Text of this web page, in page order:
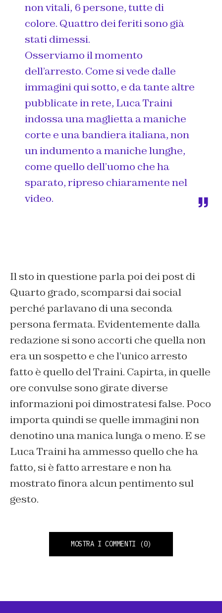
non vitali, 6 persone, tutte di
colore. Quattro dei feriti sono già
stati dimessi.
Osserviamo il momento
dell’arresto. Come si vede dalle
immagini qui sotto, e da tante altre
pubblicate in rete, Luca Traini
indossa una maglietta a maniche
corte e una bandiera italiana, non
un indumento a maniche lunghe,
come quello dell’uomo che ha
sparato, ripreso chiaramente nel
video.
Il sto in questione parla poi dei post di
Quarto grado, scomparsi dai social
perché parlavano di una seconda
persona fermata. Evidentemente dalla
redazione si sono accorti che quella non
era un sospetto e che l’unico arresto
fatto è quello del Traini. Capirta, in quelle
ore convulse sono girate diverse
informazioni poi dimostratesi false. Poco
importa quindi se quelle immagini non
denotino una manica lunga o meno. E se
Luca Traini ha ammesso quello che ha
fatto, si è fatto arrestare e non ha
mostrato finora alcun pentimento sul
gesto.
MOSTRA I COMMENTI (0)